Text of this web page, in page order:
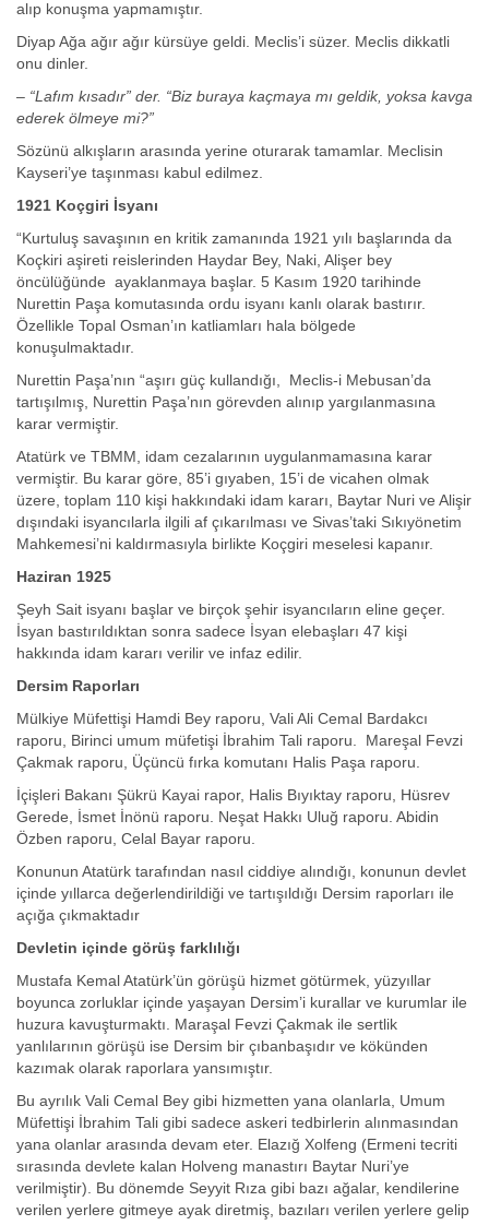
alıp konuşma yapmamıştır.
Diyap Ağa ağır ağır kürsüye geldi. Meclis’i süzer. Meclis dikkatli
onu dinler.
– “Lafım kısadır” der. “Biz buraya kaçmaya mı geldik, yoksa kavga
ederek ölmeye mi?”
Sözünü alkışların arasında yerine oturarak tamamlar. Meclisin
Kayseri’ye taşınması kabul edilmez.
1921 Koçgiri İsyanı
“Kurtuluş savaşının en kritik zamanında 1921 yılı başlarında da
Koçkiri aşireti reislerinden Haydar Bey, Naki, Alişer bey
öncülüğünde ayaklanmaya başlar. 5 Kasım 1920 tarihinde
Nurettin Paşa komutasında ordu isyanı kanlı olarak bastırır.
Özellikle Topal Osman’ın katliamları hala bölgede
konuşulmaktadır.
Nurettin Paşa’nın “aşırı güç kullandığı, Meclis-i Mebusan’da
tartışılmış, Nurettin Paşa’nın görevden alınıp yargılanmasına
karar vermiştir.
Atatürk ve TBMM, idam cezalarının uygulanmamasına karar
vermiştir. Bu karar göre, 85’i gıyaben, 15’i de vicahen olmak
üzere, toplam 110 kişi hakkındaki idam kararı, Baytar Nuri ve Alişir
dışındaki isyancılarla ilgili af çıkarılması ve Sivas’taki Sıkıyönetim
Mahkemesi’ni kaldırmasıyla birlikte Koçgiri meselesi kapanır.
Haziran 1925
Şeyh Sait isyanı başlar ve birçok şehir isyancıların eline geçer.
İsyan bastırıldıktan sonra sadece İsyan elebaşları 47 kişi
hakkında idam kararı verilir ve infaz edilir.
Dersim Raporları
Mülkiye Müfettişi Hamdi Bey raporu, Vali Ali Cemal Bardakcı
raporu, Birinci umum müfetişi İbrahim Tali raporu. Mareşal Fevzi
Çakmak raporu, Üçüncü fırka komutanı Halis Paşa raporu.
İçişleri Bakanı Şükrü Kayai rapor, Halis Bıyıktay raporu, Hüsrev
Gerede, İsmet İnönü raporu. Neşat Hakkı Uluğ raporu. Abidin
Özben raporu, Celal Bayar raporu.
Konunun Atatürk tarafından nasıl ciddiye alındığı, konunun devlet
içinde yıllarca değerlendirildiği ve tartışıldığı Dersim raporları ile
açığa çıkmaktadır
Devletin içinde görüş farklılığı
Mustafa Kemal Atatürk’ün görüşü hizmet götürmek, yüzyıllar
boyunca zorluklar içinde yaşayan Dersim’i kurallar ve kurumlar ile
huzura kavuşturmaktı. Maraşal Fevzi Çakmak ile sertlik
yanlılarının görüşü ise Dersim bir çıbanbaşıdır ve kökünden
kazımak olarak raporlara yansımıştır.
Bu ayrılık Vali Cemal Bey gibi hizmetten yana olanlarla, Umum
Müfettişi İbrahim Tali gibi sadece askeri tedbirlerin alınmasından
yana olanlar arasında devam eter. Elazığ Xolfeng (Ermeni tecriti
sırasında devlete kalan Holveng manastırı Baytar Nuri’ye
verilmiştir). Bu dönemde Seyyit Rıza gibi bazı ağalar, kendilerine
verilen yerlere gitmeye ayak diretmiş, bazıları verilen yerlere gelip